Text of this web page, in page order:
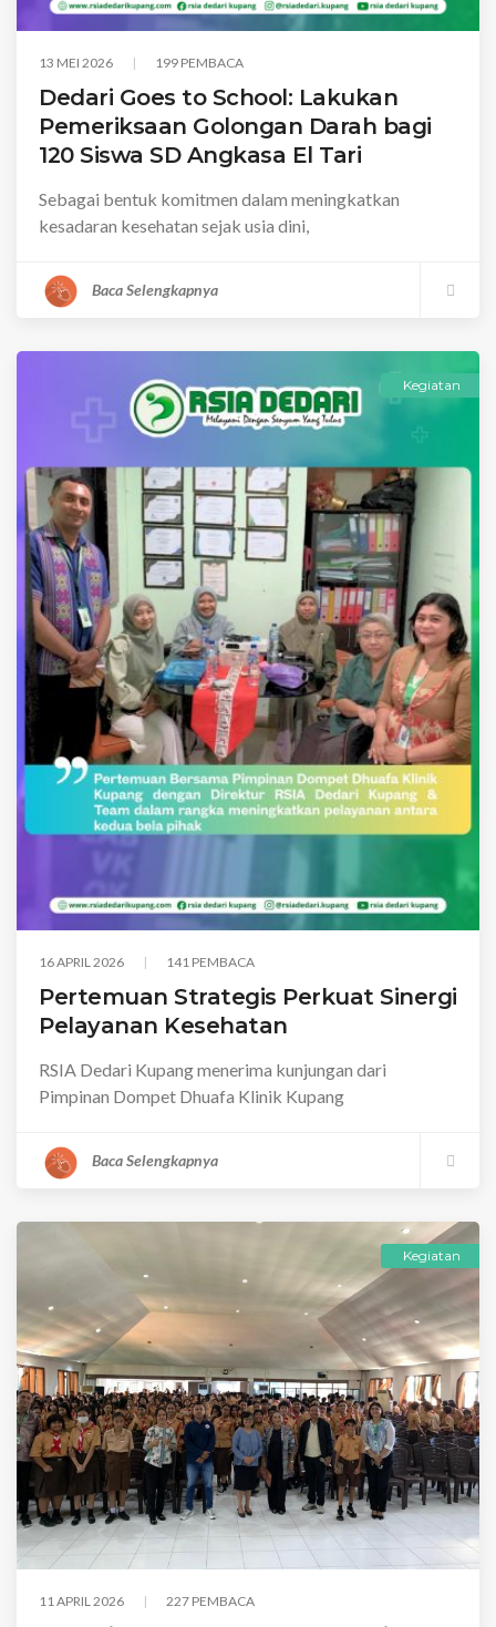
13 MEI 2026 199 PEMBACA
Dedari Goes to School: Lakukan
Pemeriksaan Golongan Darah bagi
120 Siswa SD Angkasa El Tari
Sebagai bentuk komitmen dalam meningkatkan
kesadaran kesehatan sejak usia dini,
Baca Selengkapnya
Kegiatan
16 APRIL 2026 141 PEMBACA
Pertemuan Strategis Perkuat Sinergi
Pelayanan Kesehatan
RSIA Dedari Kupang menerima kunjungan dari
Pimpinan Dompet Dhuafa Klinik Kupang
Baca Selengkapnya
Kegiatan
11 APRIL 2026 227 PEMBACA